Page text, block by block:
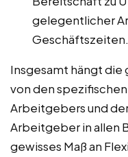
gelegentlicher
Geschäftszeiten.
Insgesamt hängt
von den
Arbeitgebers und
Arbeitgeber in allen
gewisses Maß an